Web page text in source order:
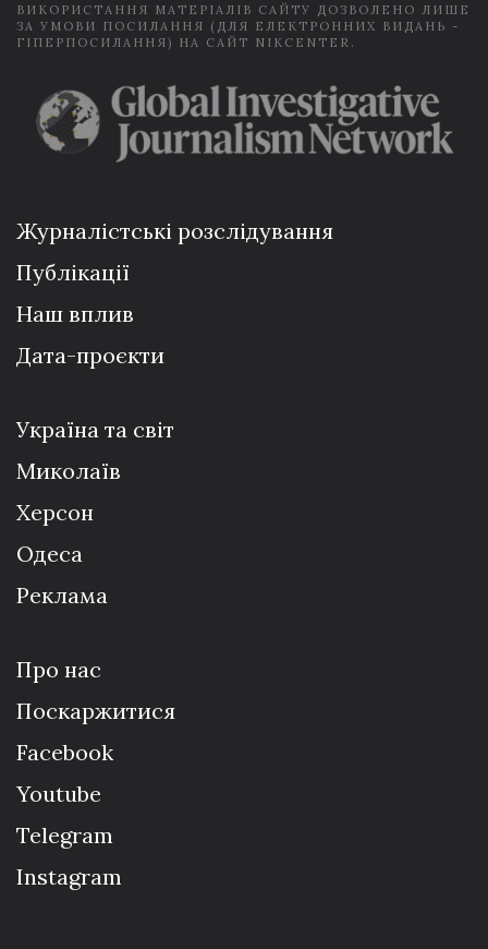
ВИКОРИСТАННЯ МАТЕРІАЛІВ САЙТУ ДОЗВОЛЕНО ЛИШЕ
ЗА УМОВИ ПОСИЛАННЯ (ДЛЯ ЕЛЕКТРОННИХ ВИДАНЬ -
ГІПЕРПОСИЛАННЯ) НА САЙТ NIKCENTER.
Журналістські розслідування
Публікації
Наш вплив
Дата-проєкти
Україна та світ
Миколаїв
Херсон
Одеса
Реклама
Про нас
Поскаржитися
Facebook
Youtube
Telegram
Instagram